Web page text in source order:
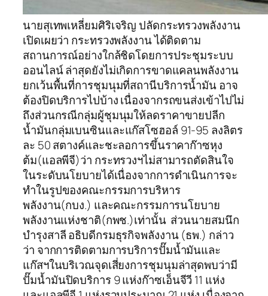
นายสุเทพเหลี่ยมศิริเจริญ ปลัดกระทรวงพลังงาน
เปิดเผยว่า กระทรวงพลังงาน ได้ติดตาม
สถานการณ์อย่างใกล้ชิดโดยการประชุมระบบ
ออนไลน์ ล่าสุดยังไม่เกิดการขาดแคลนพลังงาน
ยกเว้นพื้นที่การชุมนุมที่สถานีบริการน้ำมัน อาจ
ต้องปิดบริการไปบ้าง เนื่องจากรถขนส่งเข้าไปไม่
ถึงส่วนกรณีกลุ่มผู้ชุมนุมให้ลดราคาขายปลีก
น้ำมันกลุ่มเบนซินและแก๊สโซฮอล์ 91-95 ลงลิตร
ละ 50 สตางค์และชะลอการขึ้นราคาก๊าซหุง
ต้ม(แอลพีจี)ว่า กระทรวงฯไม่สามารถตัดสินใจ
ในระดับนโยบายได้เนื่องจากการดำเนินการจะ
ทำในรูปของคณะกรรมการบริหาร
พลังงาน(กบง.) และคณะกรรมการนโยบาย
พลังงานแห่งชาติ(กพช.)เท่านั้น ส่วนนายสมนึก
บำรุงสาลี อธิบดีกรมธุรกิจพลังงาน (ธพ.) กล่าว
ว่า จากการติดตามการบริการปั๊มน้ำมันและ
แก๊สฯในบริเวณจุดเสี่ยงการชุมนุมล่าสุดพบว่ามี
ปั๊มน้ำมันปิดบริการ 9 แห่งก๊าซเอ็นจีวี 11 แห่ง